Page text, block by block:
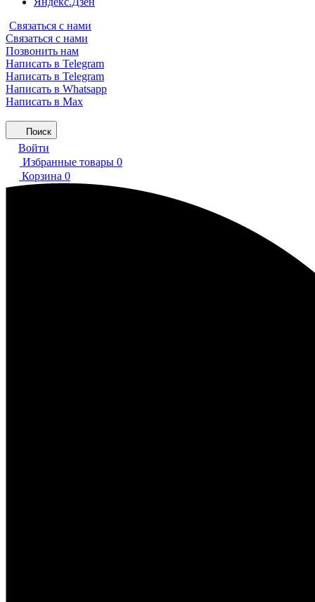
Связаться с нами
Связаться с нами
Позвонить нам
Написать в Telegram
Написать в Telegram
Написать в Whatsapp
Написать в Max
Поиск
Войти
Избранные товары 0
Корзина 0